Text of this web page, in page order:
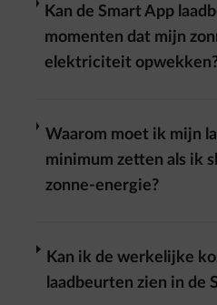
Kan de Smart App
momenten dat mijn
elektriciteit
Waarom moet ik mijn
minimum zetten als ik
zonne-energie?
Kan ik de werkelijke
laadbeurten zien in de